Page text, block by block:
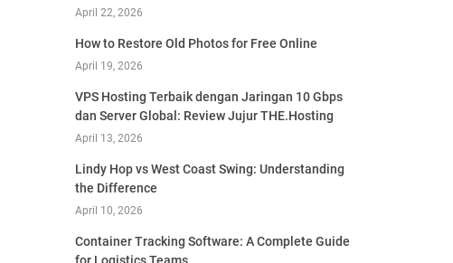
April 22, 2026
How to Restore Old Photos for Free Online
April 19, 2026
VPS Hosting Terbaik dengan Jaringan 10 Gbps
dan Server Global: Review Jujur THE.Hosting
April 13, 2026
Lindy Hop vs West Coast Swing: Understanding
the Difference
April 10, 2026
Container Tracking Software: A Complete Guide